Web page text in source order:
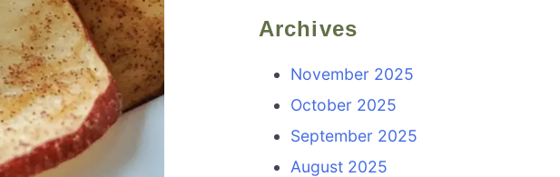
Archives
November 2025
October 2025
September 2025
August 2025